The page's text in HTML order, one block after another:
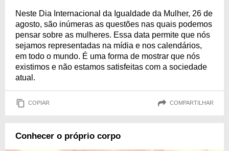
Neste Dia Internacional da Igualdade da Mulher, 26 de
agosto, são inúmeras as questões nas quais podemos
pensar sobre as mulheres. Essa data permite que nós
sejamos representadas na mídia e nos calendários,
em todo o mundo. É uma forma de mostrar que nós
existimos e não estamos satisfeitas com a sociedade
atual.
COPIAR COMPARTILHAR
Conhecer o próprio corpo